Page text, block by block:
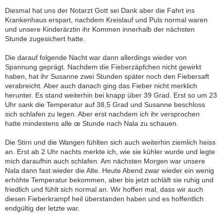
Diesmal hat uns der Notarzt Gott sei Dank aber die Fahrt ins
Krankenhaus erspart, nachdem Kreislauf und Puls normal waren
und unsere Kinderärztin ihr Kommen innerhalb der nächsten
Stunde zugesichert hatte.
Die darauf folgende Nacht war dann allerdings wieder von
Spannung geprägt. Nachdem die Fieberzäpfchen nicht gewirkt
haben, hat ihr Susanne zwei Stunden später noch den Fiebersaft
verabreicht. Aber auch danach ging das Fieber nicht merklich
herunter. Es stand weiterhin bei knapp über 39 Grad. Erst so um 23
Uhr sank die Temperatur auf 38,5 Grad und Susanne beschloss
sich schlafen zu legen. Aber erst nachdem ich ihr versprochen
hatte mindestens alle œ Stunde nach Nala zu schauen.
Die Stirn und die Wangen fühlten sich auch weiterhin ziemlich heiss
an. Erst ab 2 Uhr nachts merkte ich, wie sie kühler wurde und legte
mich daraufhin auch schlafen. Am nächsten Morgen war unsere
Nala dann fast wieder die Alte. Heute Abend zwar wieder ein wenig
erhöhte Temperatur bekommen, aber bis jetzt schläft sie ruhig und
friedlich und fühlt sich normal an. Wir hoffen mal, dass wir auch
diesen Fieberkrampf heil überstanden haben und es hoffentlich
endgültig der letzte war.